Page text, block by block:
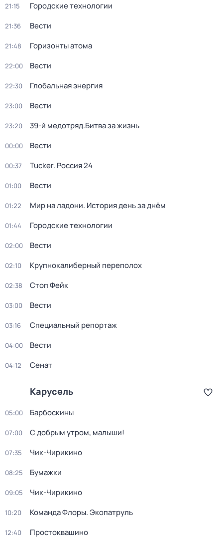
21:15 Городские технологии
21:36 Вести
21:48 Горизонты атома
22:00 Вести
22:30 Глобальная энергия
23:00 Вести
23:20 39-й медотряд.Битва за жизнь
00:00 Вести
00:37 Tucker. Россия 24
01:00 Вести
01:22 Мир на ладони. История день за днём
01:44 Городские технологии
02:00 Вести
02:10 Крупнокалиберный переполох
02:38 Стоп Фейк
03:00 Вести
03:16 Специальный репортаж
04:00 Вести
04:12 Сенат
Карусель
05:00 Барбоскины
07:00 С добрым утром, малыши!
07:35 Чик-Чирикино
08:25 Бумажки
09:05 Чик-Чирикино
10:20 Команда Флоры. Экопатруль
12:40 Простоквашино